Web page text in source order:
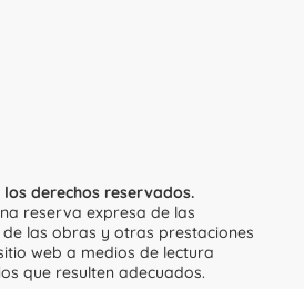
los derechos reservados.
reserva expresa de las
las obras y otras prestaciones
web a medios de lectura
que resulten adecuados.